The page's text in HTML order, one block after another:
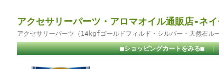
アクセサリーパーツ・アロマオイル通販店-ネ
アクセサリーパーツ（14kgfゴールドフィルド・シルバー・天然石ル
■ショッピングカートをみる■